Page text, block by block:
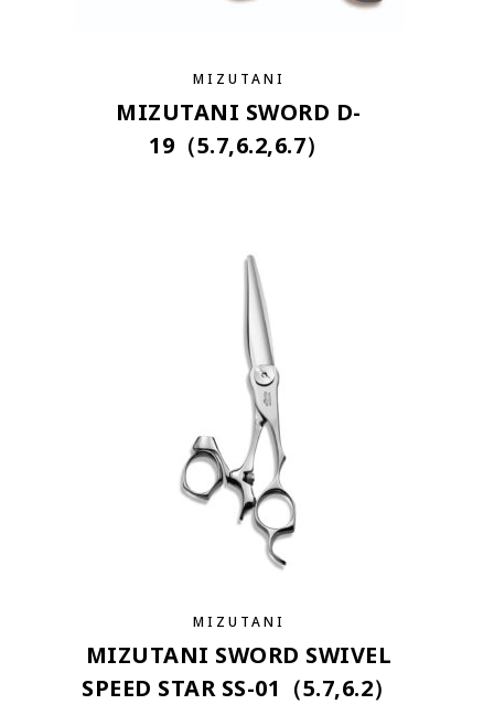
MIZUTANI
MIZUTANI SWORD D-
19（5.7,6.2,6.7）
MIZUTANI
MIZUTANI SWORD SWIVEL
SPEED STAR SS-01（5.7,6.2）